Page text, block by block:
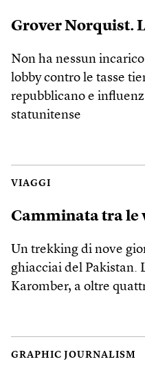
Grover Norquist.
Non ha nessun
lobby contro le tasse
repubblicano e
statunitense
VIAGGI
Camminata tra le
Un trekking di nove
ghiacciai del Pakistan.
Karomber, a oltre
GRAPHIC JOURNALISM